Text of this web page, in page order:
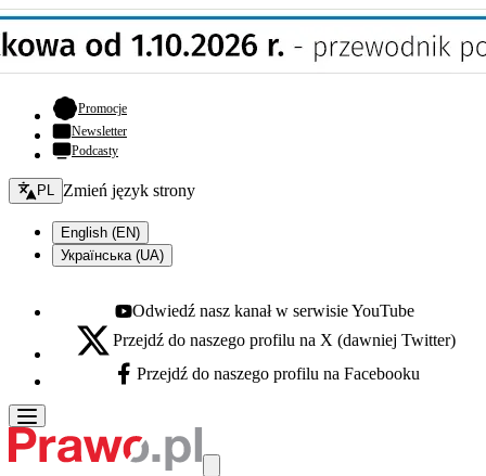
Promocje- otwiera się w nowej karcie
Newsletter
Podcasty
Zmień język - bieżący:
PL Zmień język strony
English (EN)
Українська (UA)
Youtube - otwiera się w nowej karcie
Odwiedź nasz kanał w serwisie YouTube
X - otwiera się w nowej karcie
Przejdź do naszego profilu na X (dawniej Twitter)
Facebook - otwiera się w nowej karcie
Przejdź do naszego profilu na Facebooku